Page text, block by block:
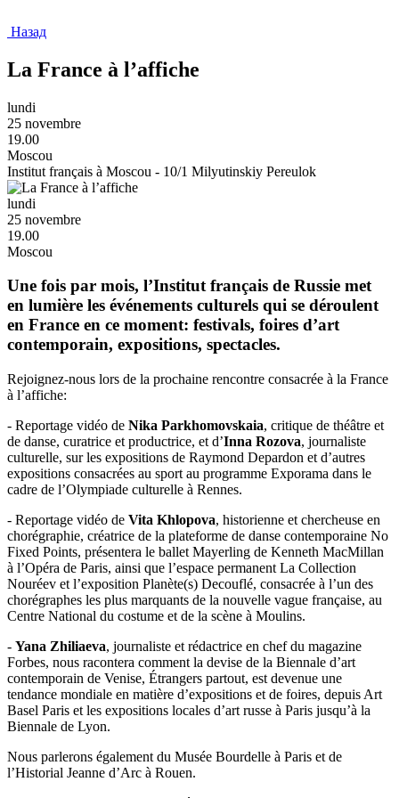
Назад
La France à l’affiche
lundi
25 novembre
19.00
Moscou
Institut français à Moscou - 10/1 Milyutinskiy Pereulok
lundi
25 novembre
19.00
Moscou
Une fois par mois, l’Institut français de Russie met
en lumière les événements culturels qui se déroulent
en France en ce moment: festivals, foires d’art
contemporain, expositions, spectacles.
Rejoignez-nous lors de la prochaine rencontre consacrée à la France
à l’affiche:
- Reportage vidéo de Nika Parkhomovskaia, critique de théâtre et
de danse, curatrice et productrice, et d’Inna Rozova, journaliste
culturelle, sur les expositions de Raymond Depardon et d’autres
expositions consacrées au sport au programme Exporama dans le
cadre de l’Olympiade culturelle à Rennes.
- Reportage vidéo de Vita Khlopova, historienne et chercheuse en
chorégraphie, créatrice de la plateforme de danse contemporaine No
Fixed Points, présentera le ballet Mayerling de Kenneth MacMillan
à l’Opéra de Paris, ainsi que l’espace permanent La Collection
Nouréev et l’exposition Planète(s) Decouflé, consacrée à l’un des
chorégraphes les plus marquants de la nouvelle vague française, au
Centre National du costume et de la scène à Moulins.
- Yana Zhiliaeva, journaliste et rédactrice en chef du magazine
Forbes, nous racontera comment la devise de la Biennale d’art
contemporain de Venise, Étrangers partout, est devenue une
tendance mondiale en matière d’expositions et de foires, depuis Art
Basel Paris et les expositions locales d’art russe à Paris jusqu’à la
Biennale de Lyon.
Nous parlerons également du Musée Bourdelle à Paris et de
l’Нistorial Jeanne d’Arc à Rouen.